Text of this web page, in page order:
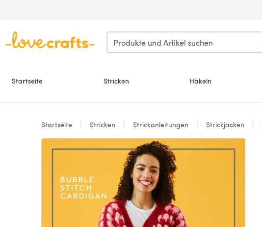
Startseite Stricken Häkeln
Startseite Stricken Strickanleitungen Strickjacken